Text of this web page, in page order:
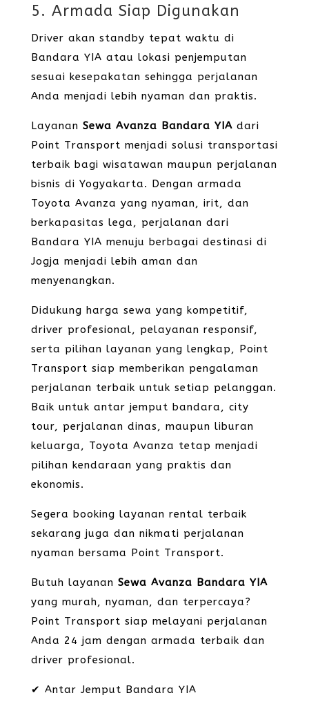
5. Armada Siap Digunakan
Driver akan standby tepat waktu di
Bandara YIA atau lokasi penjemputan
sesuai kesepakatan sehingga perjalanan
Anda menjadi lebih nyaman dan praktis.
Layanan Sewa Avanza Bandara YIAdari
Point Transport menjadi solusi transportasi
terbaik bagi wisatawan maupun perjalanan
bisnis di Yogyakarta. Dengan armada
Toyota Avanza yang nyaman, irit, dan
berkapasitas lega, perjalanan dari
Bandara YIA menuju berbagai destinasi di
Jogja menjadi lebih aman dan
menyenangkan.
Didukung harga sewa yang kompetitif,
driver profesional, pelayanan responsif,
serta pilihan layanan yang lengkap, Point
Transport siap memberikan pengalaman
perjalanan terbaik untuk setiap pelanggan.
Baik untuk antar jemput bandara, city
tour, perjalanan dinas, maupun liburan
keluarga, Toyota Avanza tetap menjadi
pilihan kendaraan yang praktis dan
ekonomis.
Segera booking layanan rental terbaik
sekarang juga dan nikmati perjalanan
nyaman bersama Point Transport.
Butuh layanan Sewa Avanza Bandara YIA
yang murah, nyaman, dan terpercaya?
Point Transport siap melayani perjalanan
Anda 24 jam dengan armada terbaik dan
driver profesional.
✔ Antar Jemput Bandara YIA